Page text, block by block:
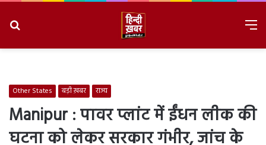
Other States बड़ी ख़बर राज्य
Manipur : पावर प्लांट में ईंधन लीक की
घटना को लेकर सरकार गंभीर, जांच के